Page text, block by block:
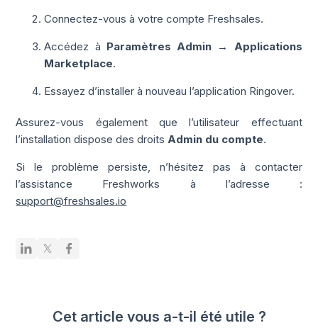
Connectez-vous à votre compte Freshsales.
Accédez à Paramètres Admin → Applications
Marketplace.
Essayez d’installer à nouveau l’application Ringover.
Assurez-vous également que l’utilisateur effectuant
l’installation dispose des droits Admin du compte.
Si le problème persiste, n’hésitez pas à contacter
l’assistance Freshworks à l’adresse :
support@freshsales.io
Cet article vous a-t-il été utile ?